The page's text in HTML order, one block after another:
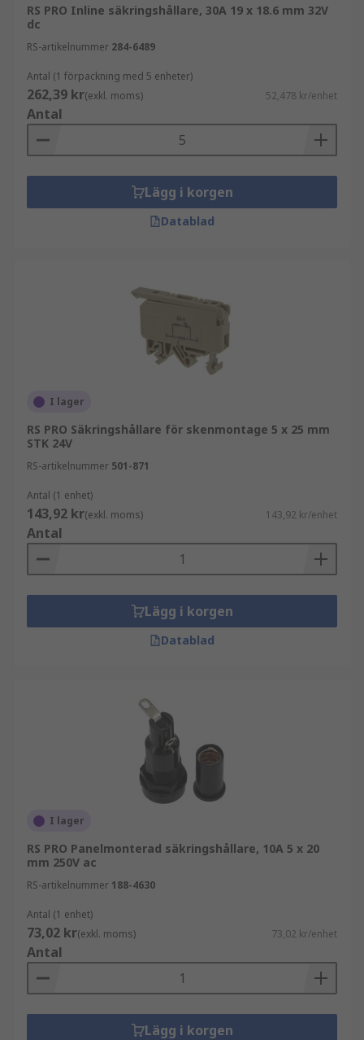
RS PRO Inline säkringshållare, 30A 19 x 18.6 mm 32V
dc
RS-artikelnummer 284-6489
Antal (1 förpackning med 5 enheter)
262,39 kr(exkl. moms) 52,478 kr/enhet
Antal
Lägg i korgen
Datablad
I lager
RS PRO Säkringshållare för skenmontage 5 x 25 mm
STK 24V
RS-artikelnummer 501-871
Antal (1 enhet)
143,92 kr(exkl. moms) 143,92 kr/enhet
Antal
Lägg i korgen
Datablad
I lager
RS PRO Panelmonterad säkringshållare, 10A 5 x 20
mm 250V ac
RS-artikelnummer 188-4630
Antal (1 enhet)
73,02 kr(exkl. moms) 73,02 kr/enhet
Antal
Lägg i korgen